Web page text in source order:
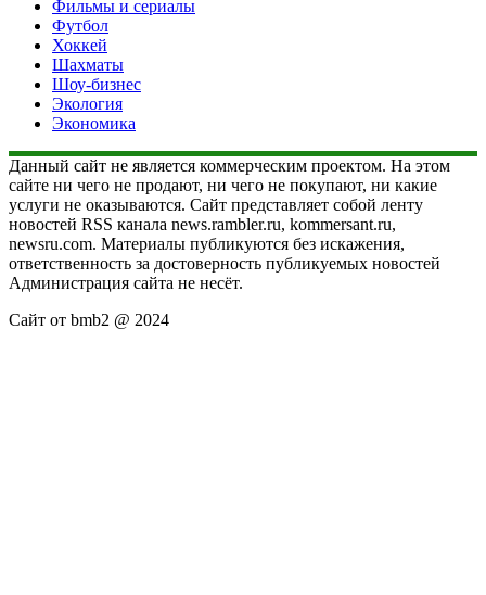
Фильмы и сериалы
Футбол
Хоккей
Шахматы
Шоу-бизнес
Экология
Экономика
Данный сайт не является коммерческим проектом. На этом
сайте ни чего не продают, ни чего не покупают, ни какие
услуги не оказываются. Сайт представляет собой ленту
новостей RSS канала news.rambler.ru, kommersant.ru,
newsru.com. Материалы публикуются без искажения,
ответственность за достоверность публикуемых новостей
Администрация сайта не несёт.
Сайт от bmb2 @ 2024